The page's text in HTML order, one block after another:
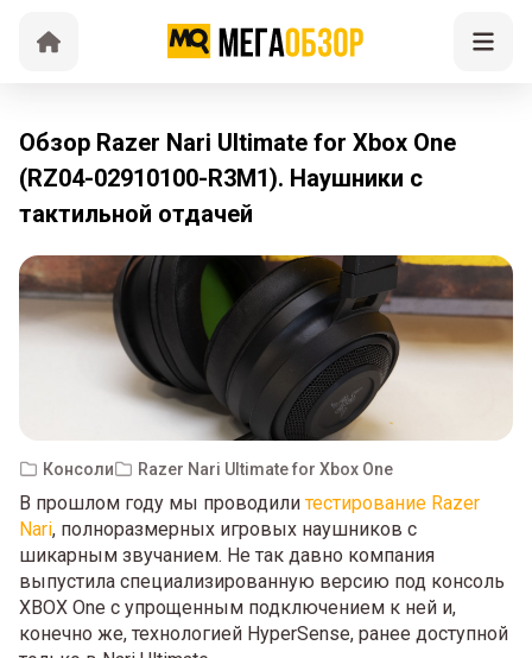
Обзор Razer Nari Ultimate for Xbox One
(RZ04-02910100-R3M1). Наушники с
тактильной отдачей
Консоли Razer Nari Ultimate for Xbox One
В прошлом году мы проводилитестирование Razer
Nari, полноразмерных игровых наушников с
шикарным звучанием. Не так давно компания
выпустила специализированную версию под консоль
XBOX One с упрощенным подключением к ней и,
конечно же, технологией HyperSense, ранее доступной